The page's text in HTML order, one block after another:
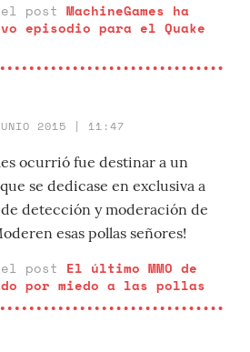
el post MachineGames ha
episodio para el Quake
2015 | 11:47
ocurrió fue destinar a un
se dedicase en exclusiva a
detección y moderación de
esas pollas señores!
el post El último MMO de
por miedo a las pollas